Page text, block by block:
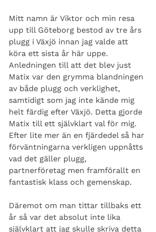
Mitt namn är Viktor och min resa
upp till Göteborg bestod av tre års
plugg i Växjö innan jag valde att
köra ett sista år här uppe.
Anledningen till att det blev just
Matix var den grymma blandningen
av både plugg och verklighet,
samtidigt som jag inte kände mig
helt färdig efter Växjö. Detta gjorde
Matix till ett självklart val för mig.
Efter lite mer än en fjärdedel så har
förväntningarna verkligen uppnåtts
vad det gäller plugg,
partnerföretag men framförallt en
fantastisk klass och gemenskap.
Däremot om man tittar tillbaks ett
år så var det absolut inte lika
självklart att jag skulle skriva detta